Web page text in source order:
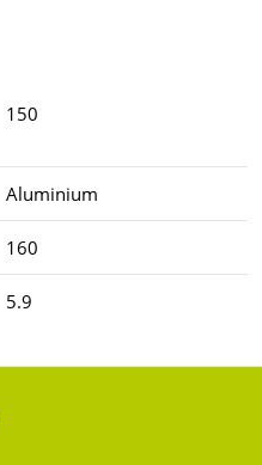
150
Aluminium
160
5.9